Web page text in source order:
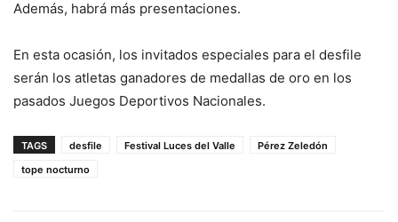
Además, habrá más presentaciones.
En esta ocasión, los invitados especiales para el desfile
serán los atletas ganadores de medallas de oro en los
pasados Juegos Deportivos Nacionales.
TAGS desfile Festival Luces del Valle
Pérez Zeledón
tope nocturno